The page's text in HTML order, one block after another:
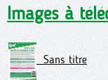
Images à
Sans titre